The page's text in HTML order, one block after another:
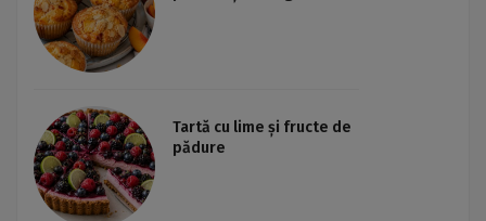
Tartă cu lime și fructe de
pădure